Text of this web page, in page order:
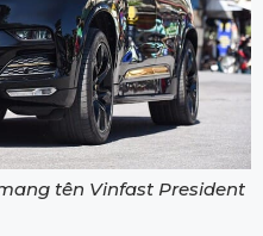
tên Vinfast President